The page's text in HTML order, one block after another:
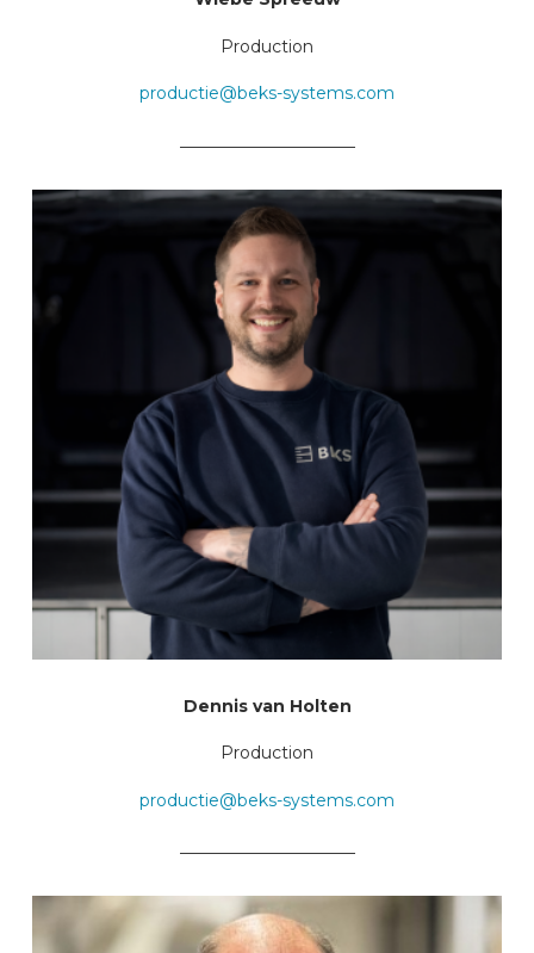
Production
productie@beks-systems.com
Dennis van Holten
Production
productie@beks-systems.com